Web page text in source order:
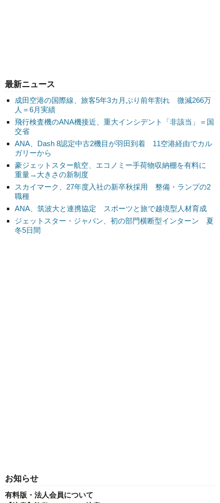
最新ニュース
成田空港の国際線、旅客5年3カ月ぶり前年割れ 微減266万
人＝6月実績
飛行検査機のANA機接近、重大インシデント「非該当」＝国
交省
ANA、Dash 8認定中古2機目が羽田到着 11空港経由でカル
ガリーから
豪ジェットスター航空、エコノミー手荷物収納棚を有料に
重量→大きさの新制度
スカイマーク、27年度入社の新卒秋採用 整備・ランプの2
職種
ANA、筑波大と連携協定 スポーツと旅で越境型人材育成
ジェットスター・ジャパン、初の部門横断型インターン 夏
冬5日間
お知らせ
有料版・法人会員について